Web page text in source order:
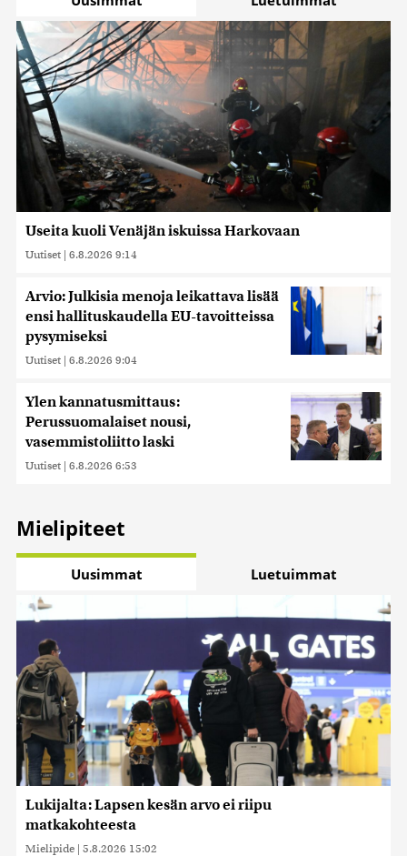
Useita kuoli Venäjän iskuissa Harkovaan
Uutiset | 6.8.2026 9:14
Arvio: Julkisia menoja leikattava lisää
ensi hallituskaudella EU-tavoitteissa
pysymiseksi
Uutiset | 6.8.2026 9:04
Ylen kannatusmittaus:
Perussuomalaiset nousi,
vasemmistoliitto laski
Uutiset | 6.8.2026 6:53
Mielipiteet
Uusimmat Luetuimmat
Lukijalta: Lapsen kesän arvo ei riipu
matkakohteesta
Mielipide | 5.8.2026 15:02